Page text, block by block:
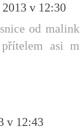
v 12:30
od
asi
v 12:43